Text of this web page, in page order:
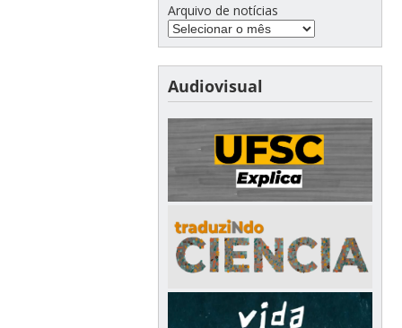
Arquivo de notícias
Audiovisual